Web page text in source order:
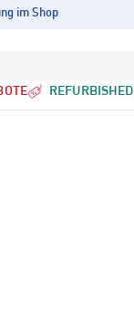
im Shop
REFURBISHED